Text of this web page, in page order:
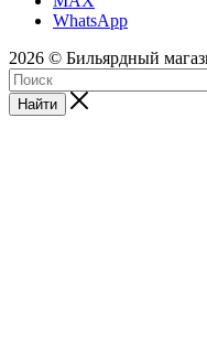
WhatsApp
2026 © Бильярдный
Найти